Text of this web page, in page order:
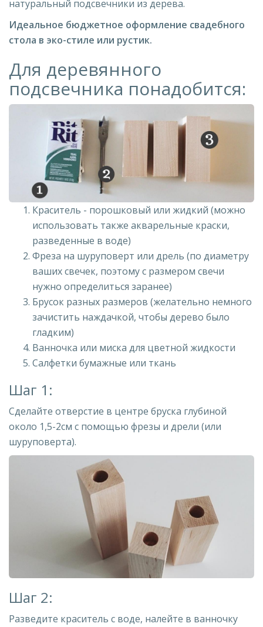
натуральный подсвечники из дерева.
Идеальное бюджетное оформление свадебного
стола в эко-стиле или рустик.
Для деревянного
подсвечника понадобится:
Краситель - порошковый или жидкий (можно
использовать также акварельные краски,
разведенные в воде)
Фреза на шуруповерт или дрель (по диаметру
ваших свечек, поэтому с размером свечи
нужно определиться заранее)
Брусок разных размеров (желательно немного
зачистить наждачкой, чтобы дерево было
гладким)
Ванночка или миска для цветной жидкости
Салфетки бумажные или ткань
Шаг 1:
Сделайте отверстие в центре бруска глубиной
около 1,5-2см с помощью фрезы и дрели (или
шуруповерта).
Шаг 2:
Разведите краситель с воде, налейте в ванночку